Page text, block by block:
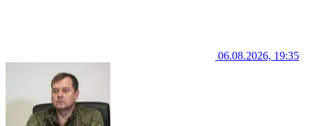
06.08.2026, 19:35